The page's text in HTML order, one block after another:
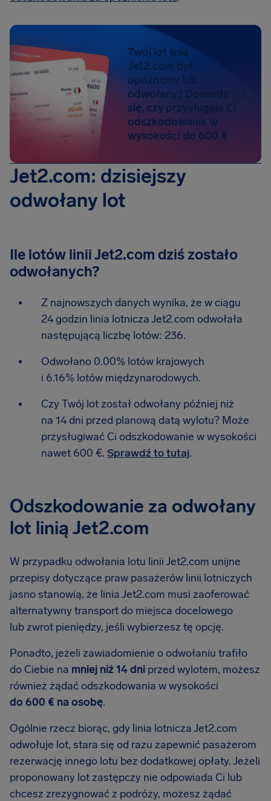
Twój lot linią
Jet2.com był
opóźniony lub
odwołany? Dowiedz
się, czy przysługuje Ci
odszkodowanie w
wysokości do 600 €
Jet2.com: dzisiejszy
odwołany lot
Ile lotów linii Jet2.com dziś zostało
odwołanych?
Z najnowszych danych wynika, że w ciągu
24 godzin linia lotnicza Jet2.com odwołała
następującą liczbę lotów: 236.
Odwołano 0.00% lotów krajowych
i 6.16% lotów międzynarodowych.
Czy Twój lot został odwołany później niż
na 14 dni przed planową datą wylotu? Może
przysługiwać Ci odszkodowanie w wysokości
nawet 600 €. Sprawdź to tutaj.
Odszkodowanie za odwołany
lot linią Jet2.com
W przypadku odwołania lotu linii Jet2.com unijne
przepisy dotyczące praw pasażerów linii lotniczych
jasno stanowią, że linia Jet2.com musi zaoferować
alternatywny transport do miejsca docelowego
lub zwrot pieniędzy, jeśli wybierzesz tę opcję.
Ponadto, jeżeli zawiadomienie o odwołaniu trafiło
do Ciebie na mniej niż 14 dni przed wylotem, możesz
również żądać odszkodowania w wysokości
do 600 € na osobę.
Ogólnie rzecz biorąc, gdy linia lotnicza Jet2.com
odwołuje lot, stara się od razu zapewnić pasażerom
rezerwację innego lotu bez dodatkowej opłaty. Jeżeli
proponowany lot zastępczy nie odpowiada Ci lub
chcesz zrezygnować z podróży, możesz żądać